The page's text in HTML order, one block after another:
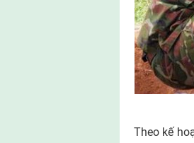
Theo kế